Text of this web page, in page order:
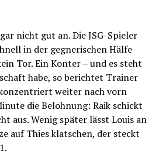
nicht gut an. Die JSG-Spieler
in der gegnerischen Hälfe
Tor. Ein Konter – und es steht
habe, so berichtet Trainer
weiter nach vorn
die Belohnung: Raik schickt
aus. Wenig später lässt Louis an
auf Thies klatschen, der steckt